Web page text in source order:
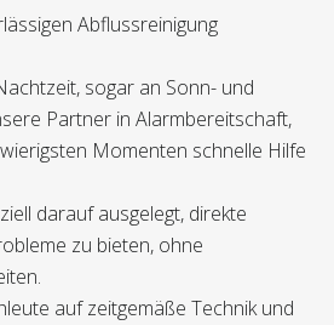
Abflussreinigung
sogar an Sonn- und
Partner in Alarmbereitschaft,
Momenten schnelle Hilfe
darauf ausgelegt, direkte
zu bieten, ohne
auf zeitgemäße Technik und